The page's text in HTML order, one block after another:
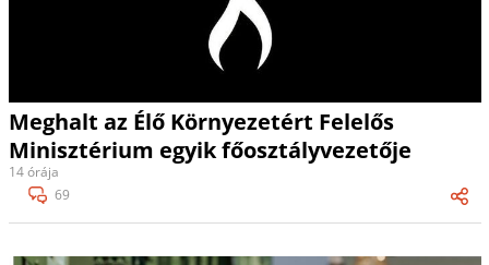
Meghalt az Élő Környezetért Felelős
Minisztérium egyik főosztályvezetője
14 órája
69